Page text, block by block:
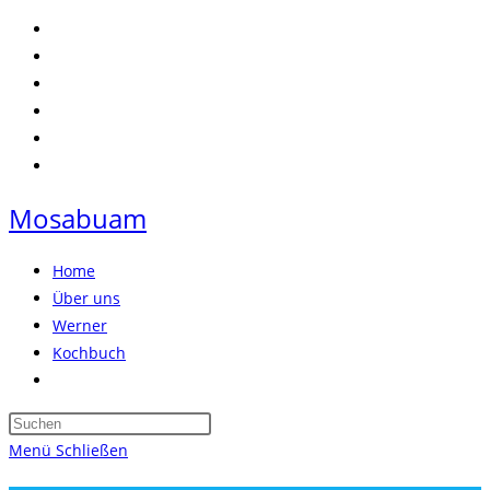
Zum
Inhalt
springen
Mosabuam
Home
Über uns
Werner
Kochbuch
umschalten
Press
Menü Schließen